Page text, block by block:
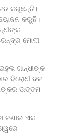
କରୁଛନ୍ତି।
କରୁଛି।
ମୋଦୀ
ଗାନ୍ଧୀଙ୍କ
ବିରୋଧୀ ଦଳ
ଉତ୍ତମ
ଜଣାଇ ଏକ